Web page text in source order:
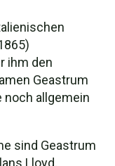
ihm den
Geastrum
noch allgemein
sind Geastrum
Lloyd,